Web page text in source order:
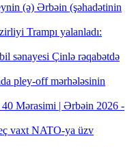
(ə) Ərbəin (şəhadətinin
Trampı yalanladı:
sənayesi Çinlə rəqabətdə
pley-off mərhələsinin
Mərasimi | Ərbəin 2026 -
vaxt NATO-ya üzv